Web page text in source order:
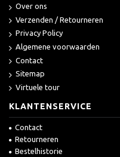
Over ons
Verzenden / Retourneren
Privacy Policy
Algemene voorwaarden
Contact
Sitemap
Virtuele tour
KLANTENSERVICE
Contact
Retourneren
Bestelhistorie